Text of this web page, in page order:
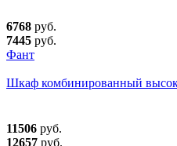
6768 руб.
7445 руб.
Фант
Шкаф комбинированный
11506 руб.
12657 руб.